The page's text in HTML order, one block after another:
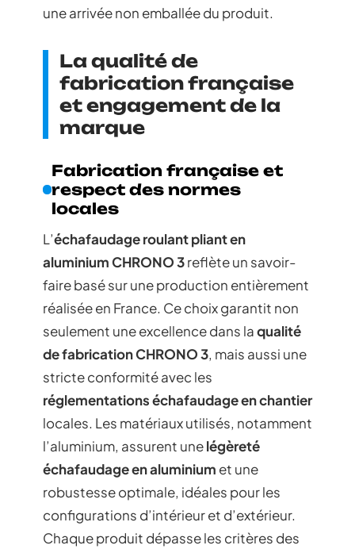
une arrivée non emballée du produit.
La qualité de
fabrication française
et engagement de la
marque
Fabrication française et
respect des normes
locales
L’échafaudage roulant pliant en
aluminium CHRONO 3reflète un savoir-
faire basé sur une production entièrement
réalisée en France. Ce choix garantit non
seulement une excellence dans laqualité
de fabrication CHRONO 3, mais aussi une
stricte conformité avec les
réglementations échafaudage en chantier
locales. Les matériaux utilisés, notamment
l’aluminium, assurent unelégèreté
échafaudage en aluminium et une
robustesse optimale, idéales pour les
configurations d’intérieur et d’extérieur.
Chaque produit dépasse les critères des